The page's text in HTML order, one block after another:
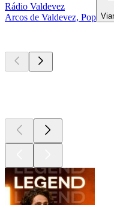
Rádio Valdevez
Arcos de Valdevez, Pop